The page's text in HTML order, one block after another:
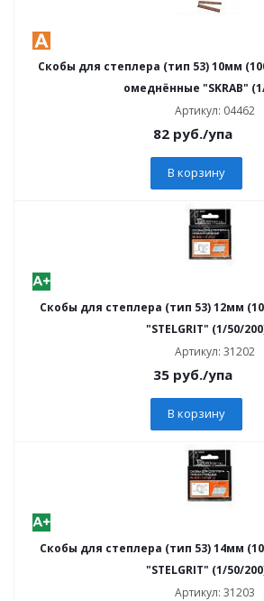
Скобы для степлера (тип 53) 10мм
омеднённые "SKRAB"
Артикул: 04462
82 руб./упа
В корзину
Скобы для степлера (тип 53) 12мм
"STELGRIT" (1/50/
Артикул: 31202
35 руб./упа
В корзину
Скобы для степлера (тип 53) 14мм
"STELGRIT" (1/50/
Артикул: 31203